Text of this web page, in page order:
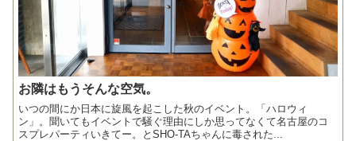
お隣はもうそんな空気。
いつの間にか日本に旋風を起こした秋のイベント。「ハロウィ
ン」。聞いてもイベントで騒ぐ理由にしか思ってなくて名古屋のコ
スプレパーティいきてー。とSHO-TAちゃんに毒された...